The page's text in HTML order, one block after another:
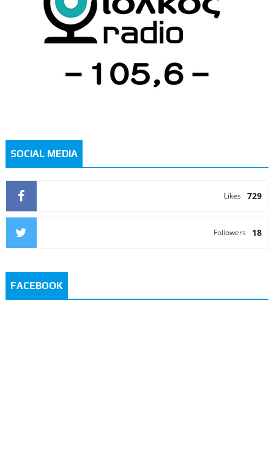
SOCIAL MEDIA
729
Likes
18
Followers
FACEBOOK